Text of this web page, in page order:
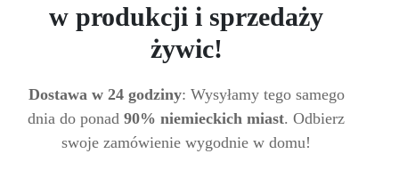
w produkcji i sprzedaży
żywic!
Dostawa w 24 godziny: Wysyłamy tego samego
dnia do ponad 90% niemieckich miast. Odbierz
swoje zamówienie wygodnie w domu!